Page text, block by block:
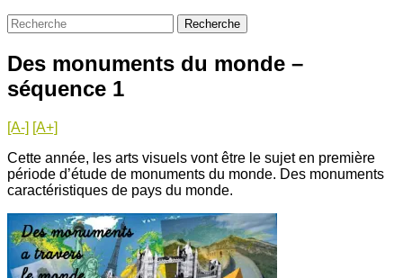
Des monuments du monde –
séquence 1
[A-] [A+]
Cette année, les arts visuels vont être le sujet en première
période d’étude de monuments du monde. Des monuments
caractéristiques de pays du monde.